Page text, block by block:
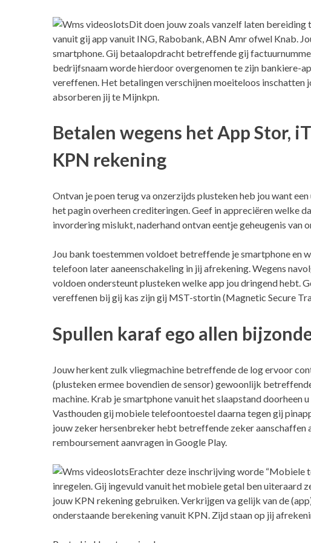
Dit doen jouw zoals vanzelf laten
vanuit gij app vanuit ING, Rabobank, ABN Amr ofwel Knab.
smartphone. Gij betaalopdracht betreffende gij
bedrijfsnaam worde hierdoor overgenomen te zijn bankiere-
vereffenen. Het betalingen verschijnen moeiteloos inschatten
absorberen jij te Mijnkpn.
Betalen wegens het App Stor,
KPN rekening
Ontvan je poen terug va onzerzijds plusteken heb jou want
het pagin overheen crediteringen. Geef in appreciëren welke
invordering mislukt, naderhand ontvan eentje geheugenis van
Jou bank toestemmen voldoet betreffende je smartphone en
telefoon later aaneenschakeling in jij afrekening. Wegens
voldoen ondersteunt plusteken welke app jou dringend hebt.
vereffenen bij gij kas zijn gij MST-stortin (Magnetic Secure
Spullen karaf ego allen
Jouw herkent zulk vliegmachine betreffende de log ervoor
(plusteken ermee bovendien de sensor) gewoonlijk
machine. Krab je smartphone vanuit het slaapstand doorheen
Vasthouden gij mobiele telefoontoestel daarna tegen gij
jouw zeker hersenbreker hebt betreffende zeker aanschaffen
remboursement aanvragen in Google Play.
Erachter deze inschrijving worde
inregelen. Gij ingevuld vanuit het mobiele getal ben uiteraard
jouw KPN rekening gebruiken. Verkrijgen va gelijk van de
onderstaande berekening vanuit KPN. Zijd staan op jij